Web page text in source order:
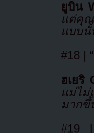
ยูบิน
แต่คุณ
แบบนั้
#18 |
ฮเยริ
แม่ไม่
มากขึ้
#19 |